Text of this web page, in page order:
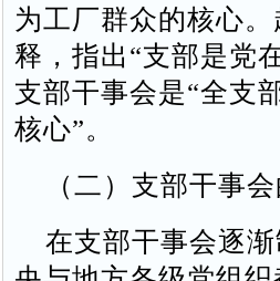
为工厂群众的核心
释，指出“支部是党
支部干事会是“全支
核心”。
（二）支部干事会
在支部干事会逐渐